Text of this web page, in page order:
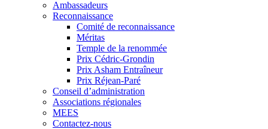
Ambassadeurs
Reconnaissance
Comité de reconnaissance
Méritas
Temple de la renommée
Prix Cédric-Grondin
Prix Asham Entraîneur
Prix Réjean-Paré
Conseil d’administration
Associations régionales
MEES
Contactez-nous